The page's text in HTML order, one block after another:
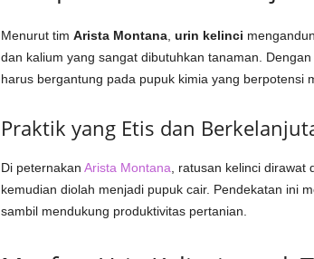
Menurut tim Arista Montana, urin kelinci
dan kalium yang sangat dibutuhkan tanaman.
harus bergantung pada pupuk kimia yang berpotensi
Praktik yang Etis dan
Di peternakan Arista Montana , ratusan kelinci
kemudian diolah menjadi pupuk cair. Pendekatan ini
sambil mendukung produktivitas pertanian.